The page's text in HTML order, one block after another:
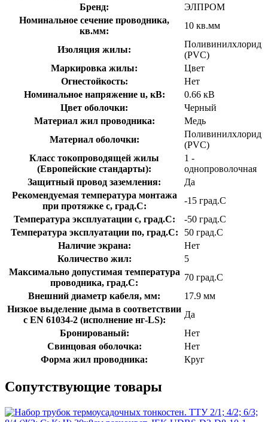
Бренд:
ЭЛПРОМ
Номинальное сечение проводника,
кв.мм:
10 кв.мм
Изоляция жилы:
Поливинилхлорид
(PVC)
Маркировка жилы:
Цвет
Огнестойкость:
Нет
Номинальное напряжение u, кВ:
0.66 кВ
Цвет оболочки:
Черный
Материал жил проводника:
Медь
Материал оболочки:
Поливинилхлорид
(PVC)
Класс токопроводящей жилы
(Европейские стандарты):
1 -
однопроволочная
Защитный провод заземления:
Да
Рекомендуемая температура монтажа
при протяжке с, град.C:
-15 град.C
Температура эксплуатации с, град.C:
-50 град.C
Температура эксплуатации по, град.C:
50 град.C
Наличие экрана:
Нет
Количество жил:
5
Максимально допустимая температура
проводника, град.C:
70 град.C
Внешний диаметр кабеля, мм:
17.9 мм
Низкое выделение дыма в соответствии
с EN 61034-2 (исполнение нг-LS):
Да
Бронированый:
Нет
Свинцовая оболочка:
Нет
Форма жил проводника:
Круг
Сопутствующие товары